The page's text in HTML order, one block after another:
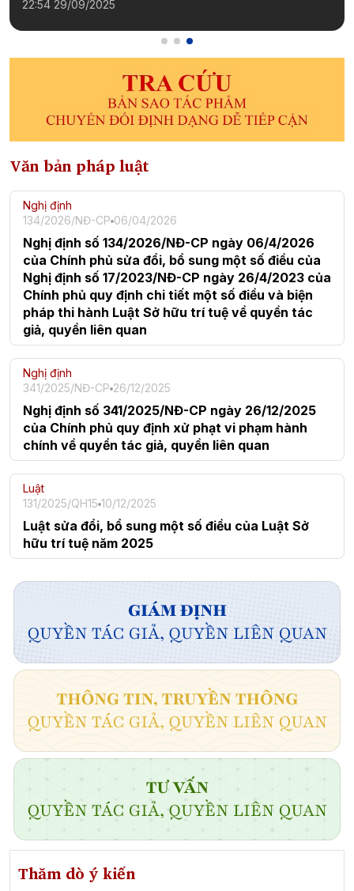
Văn bản pháp luật
Nghị định
134/2026/NĐ-CP 06/04/2026
Nghị định số 134/2026/NĐ-CP ngày 06/4/2026
của Chính phủ sửa đổi, bổ sung một số điều của
Nghị định số 17/2023/NĐ-CP ngày 26/4/2023 của
Chính phủ quy định chi tiết một số điều và biện
pháp thi hành Luật Sở hữu trí tuệ về quyền tác
giả, quyền liên quan
Nghị định
341/2025/NĐ-CP 26/12/2025
Nghị định số 341/2025/NĐ-CP ngày 26/12/2025
của Chính phủ quy định xử phạt vi phạm hành
chính về quyền tác giả, quyền liên quan
Luật
131/2025/QH15 10/12/2025
Luật sửa đổi, bổ sung một số điều của Luật Sở
hữu trí tuệ năm 2025
Thăm dò ý kiến